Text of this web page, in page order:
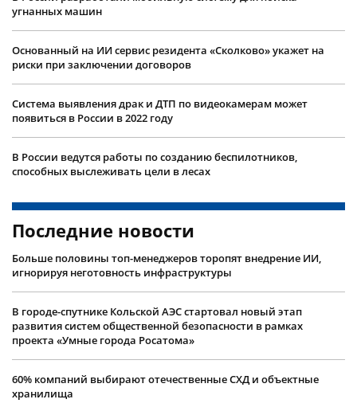
угнанных машин
Основанный на ИИ сервис резидента «Сколково» укажет на
риски при заключении договоров
Система выявления драк и ДТП по видеокамерам может
появиться в России в 2022 году
В России ведутся работы по созданию беспилотников,
способных выслеживать цели в лесах
Последние новости
Больше половины топ-менеджеров торопят внедрение ИИ,
игнорируя неготовность инфраструктуры
В городе-спутнике Кольской АЭС стартовал новый этап
развития систем общественной безопасности в рамках
проекта «Умные города Росатома»
60% компаний выбирают отечественные СХД и объектные
хранилища